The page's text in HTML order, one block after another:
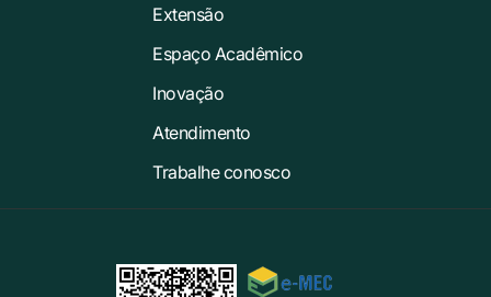
Extensão
Espaço Acadêmico
Inovação
Atendimento
Trabalhe conosco